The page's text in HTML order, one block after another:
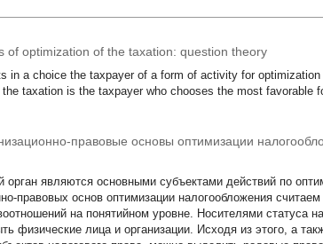
of optimization of the taxation: question theory
in a choice the taxpayer of a form of activity for
taxation is the taxpayer who chooses the most favorable
правовые основы оптимизации
орган являются основными субъектами действий по
правовых основ оптимизации налогообложения
на понятийном уровне. Носителями статуса
физические лица и организации. Исходя из этого, а